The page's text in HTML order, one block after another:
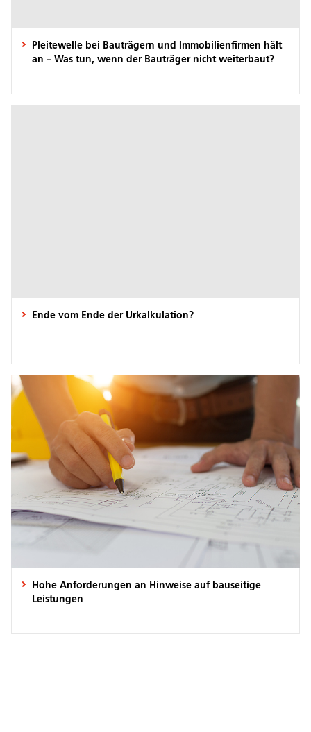
Pleitewelle bei Bauträgern und Immobilienfirmen hält
an – Was tun, wenn der Bauträger nicht weiterbaut?
Ende vom Ende der Urkalkulation?
Hohe Anforderungen an Hinweise auf bauseitige
Leistungen